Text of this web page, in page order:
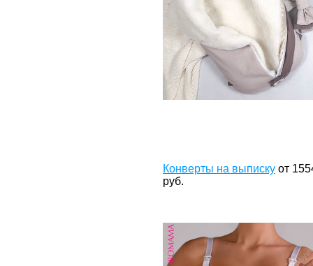
Конверты на выписку от
руб.